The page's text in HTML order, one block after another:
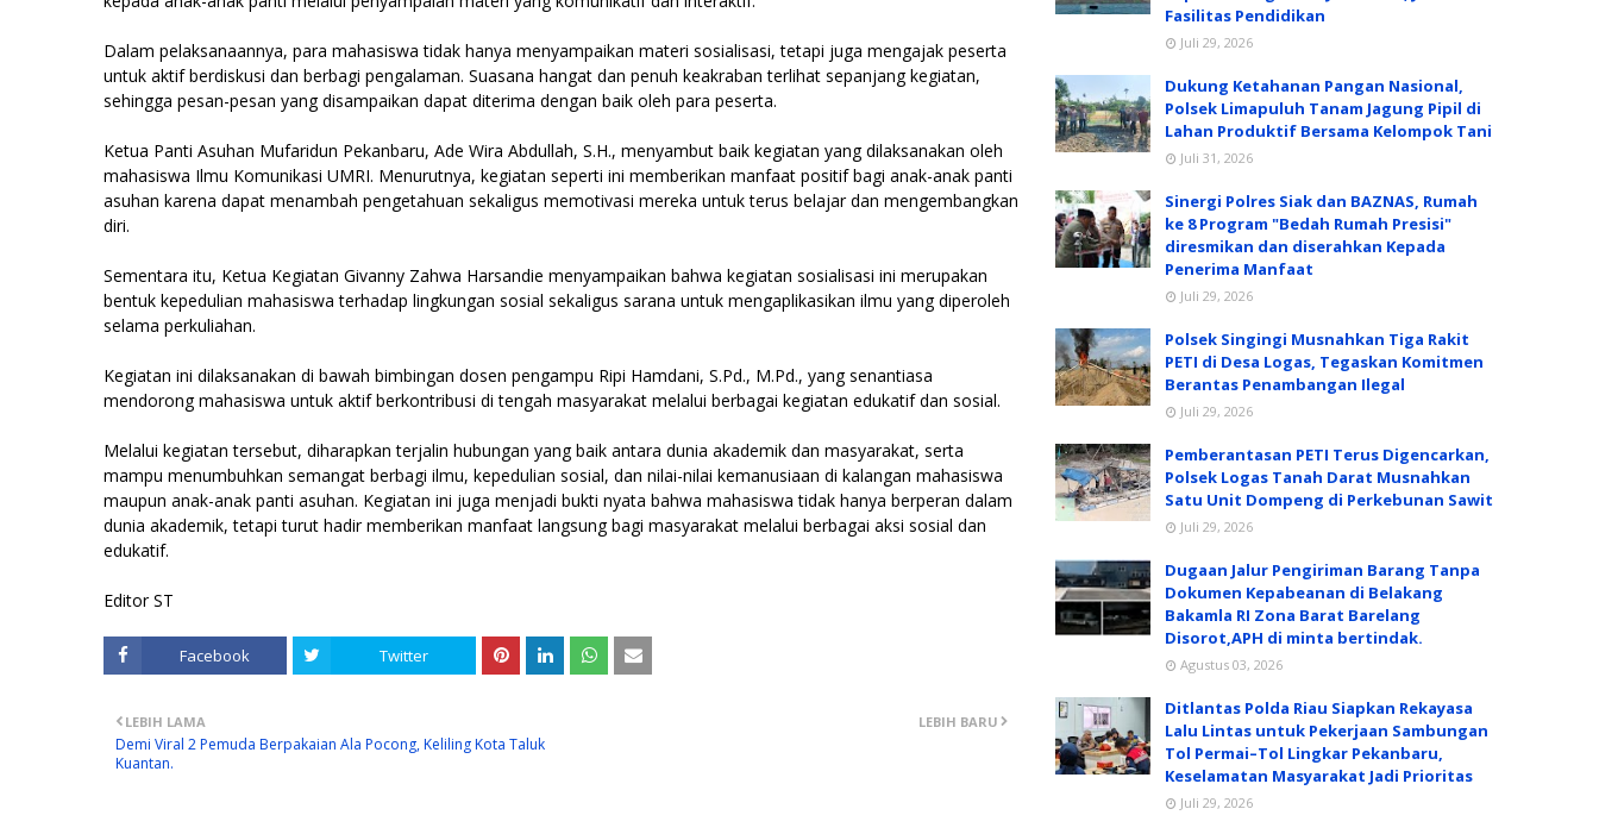
Dalam pelaksanaannya, para mahasiswa tidak hanya menyampaikan materi sosialisasi, tetapi juga mengajak peserta
untuk aktif berdiskusi dan berbagi pengalaman. Suasana hangat dan penuh keakraban terlihat sepanjang kegiatan,
sehingga pesan-pesan yang disampaikan dapat diterima dengan baik oleh para peserta.
Ketua Panti Asuhan Mufaridun Pekanbaru, Ade Wira Abdullah, S.H., menyambut baik kegiatan yang dilaksanakan oleh
mahasiswa Ilmu Komunikasi UMRI. Menurutnya, kegiatan seperti ini memberikan manfaat positif bagi anak-anak panti
asuhan karena dapat menambah pengetahuan sekaligus memotivasi mereka untuk terus belajar dan mengembangkan
diri.
Sementara itu, Ketua Kegiatan Givanny Zahwa Harsandie menyampaikan bahwa kegiatan sosialisasi ini merupakan
bentuk kepedulian mahasiswa terhadap lingkungan sosial sekaligus sarana untuk mengaplikasikan ilmu yang diperoleh
selama perkuliahan.
Kegiatan ini dilaksanakan di bawah bimbingan dosen pengampu Ripi Hamdani, S.Pd., M.Pd., yang senantiasa
mendorong mahasiswa untuk aktif berkontribusi di tengah masyarakat melalui berbagai kegiatan edukatif dan sosial.
Melalui kegiatan tersebut, diharapkan terjalin hubungan yang baik antara dunia akademik dan masyarakat, serta
mampu menumbuhkan semangat berbagi ilmu, kepedulian sosial, dan nilai-nilai kemanusiaan di kalangan mahasiswa
maupun anak-anak panti asuhan. Kegiatan ini juga menjadi bukti nyata bahwa mahasiswa tidak hanya berperan dalam
dunia akademik, tetapi turut hadir memberikan manfaat langsung bagi masyarakat melalui berbagai aksi sosial dan
edukatif.
Editor ST
Facebook Twitter
LEBIH BARU
LEBIH LAMA
Demi Viral 2 Pemuda Berpakaian Ala Pocong, Keliling Kota Taluk
Kuantan.
Fasilitas Pendidikan
Juli 29, 2026
Dukung Ketahanan Pangan Nasional,
Polsek Limapuluh Tanam Jagung Pipil di
Lahan Produktif Bersama Kelompok Tani
Juli 31, 2026
Sinergi Polres Siak dan BAZNAS, Rumah
ke 8 Program "Bedah Rumah Presisi"
diresmikan dan diserahkan Kepada
Penerima Manfaat
Juli 29, 2026
Polsek Singingi Musnahkan Tiga Rakit
PETI di Desa Logas, Tegaskan Komitmen
Berantas Penambangan Ilegal
Juli 29, 2026
Pemberantasan PETI Terus Digencarkan,
Polsek Logas Tanah Darat Musnahkan
Satu Unit Dompeng di Perkebunan Sawit
Juli 29, 2026
Dugaan Jalur Pengiriman Barang Tanpa
Dokumen Kepabeanan di Belakang
Bakamla RI Zona Barat Barelang
Disorot,APH di minta bertindak.
Agustus 03, 2026
Ditlantas Polda Riau Siapkan Rekayasa
Lalu Lintas untuk Pekerjaan Sambungan
Tol Permai–Tol Lingkar Pekanbaru,
Keselamatan Masyarakat Jadi Prioritas
Juli 29, 2026